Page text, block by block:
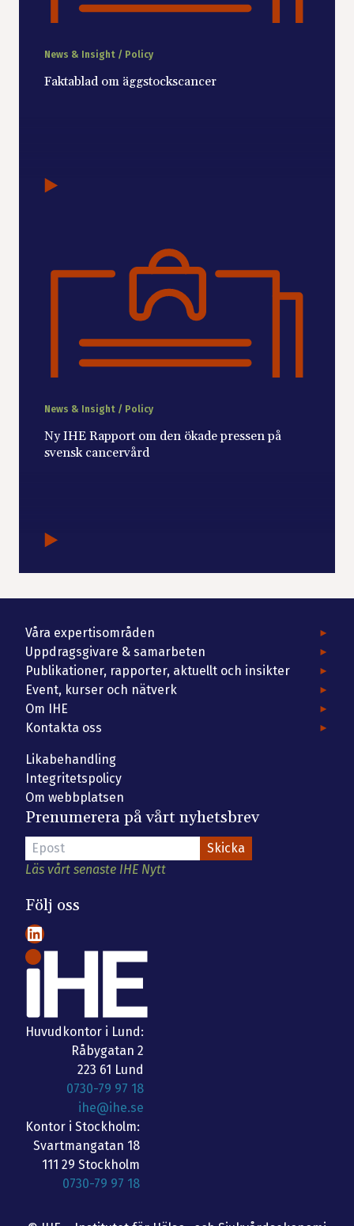
News & Insight / Policy
Faktablad om äggstockscancer
News & Insight / Policy
Ny IHE Rapport om den ökade pressen på
svensk cancervård
Våra expertisområden
Uppdragsgivare & samarbeten
Publikationer, rapporter, aktuellt och insikter
Event, kurser och nätverk
Om IHE
Kontakta oss
Likabehandling
Integritetspolicy
Om webbplatsen
Prenumerera på vårt nyhetsbrev
Läs vårt senaste IHE Nytt
Följ oss
LinkedIn
Huvudkontor i Lund:
Råbygatan 2
223 61 Lund
0730-79 97 18
ihe@ihe.se
Kontor i Stockholm:
Svartmangatan 18
111 29 Stockholm
0730-79 97 18